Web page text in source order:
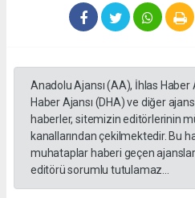
Anadolu Ajansı (AA), İhlas Haber
Haber Ajansı (DHA) ve diğer
haberler, sitemizin editörlerinin
kanallarından çekilmektedir. Bu
muhataplar haberi geçen
editörü sorumlu tutulamaz...